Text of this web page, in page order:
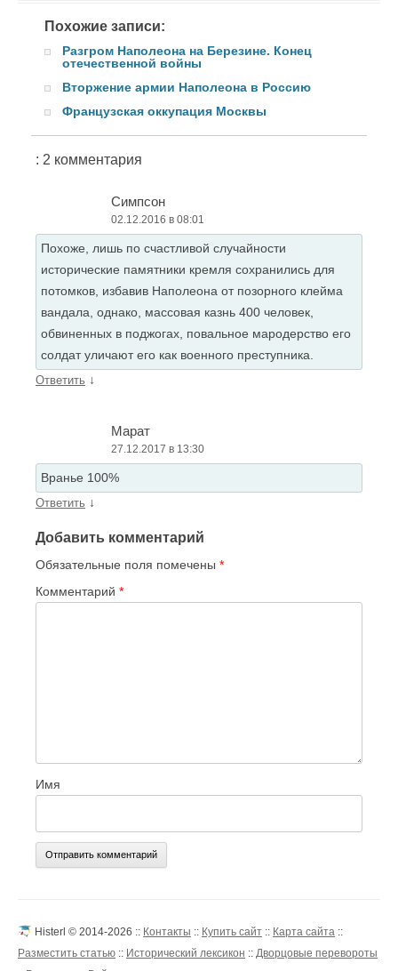
Похожие записи:
Разгром Наполеона на Березине. Конец
отечественной войны
Вторжение армии Наполеона в Россию
Французская оккупация Москвы
: 2 комментария
Симпсон
02.12.2016 в 08:01
Похоже, лишь по счастливой случайности
исторические памятники кремля сохранились для
потомков, избавив Наполеона от позорного клейма
вандала, однако, массовая казнь 400 человек,
обвиненных в поджогах, повальное мародерство его
солдат уличают его как военного преступника.
Ответить ↓
Марат
27.12.2017 в 13:30
Вранье 100%
Ответить ↓
Добавить комментарий
Обязательные поля помечены *
Комментарий *
Имя
Histerl © 2014-2026 :: Контакты :: Купить сайт :: Карта сайта ::
Разместить статью :: Исторический лексикон :: Дворцовые перевороты